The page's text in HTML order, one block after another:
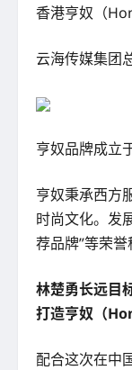
香港亨奴（
云海传媒集团
亨奴品牌成立
亨奴秉承西方
时尚文化。发
荐品牌”等荣誉
林楚勇长远目
打造亨奴（
配合这次在中